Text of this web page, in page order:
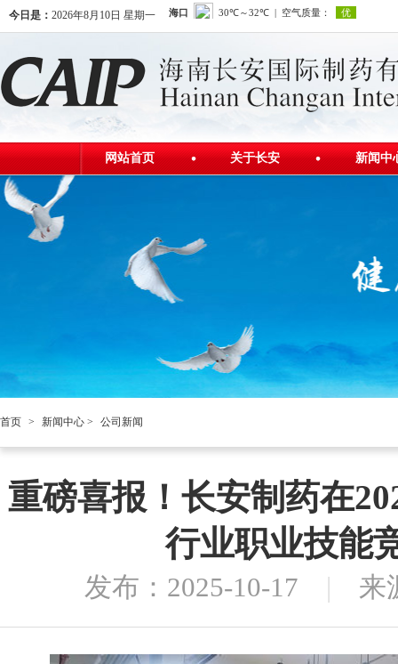
今日是： 2026年8月10日 星期一
网站首页 关于长安 新闻中
首页 > 新闻中心 > 公司新闻
重磅喜报！长安制药在
行业职业技能
发布：2025-10-17 来